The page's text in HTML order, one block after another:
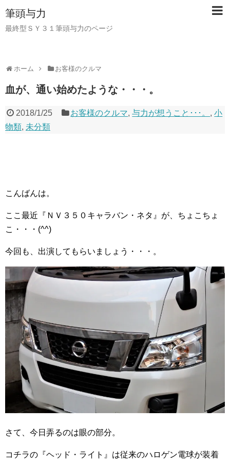
筆頭与力
最終型ＳＹ３１筆頭与力のページ
ホーム お客様のクルマ
血が、通い始めたような・・・。
2018/1/25 お客様のクルマ,与力が想うこと･･･。 ,小
物類, 未分類
こんばんは。
ここ最近『ＮＶ３５０キャラバン・ネタ』が、ちょこちょ
こ・・・(^^)
今回も、出演してもらいましょう・・・。
さて、今日弄るのは眼の部分。
コチラの『ヘッド・ライト』は従来のハロゲン電球が装着